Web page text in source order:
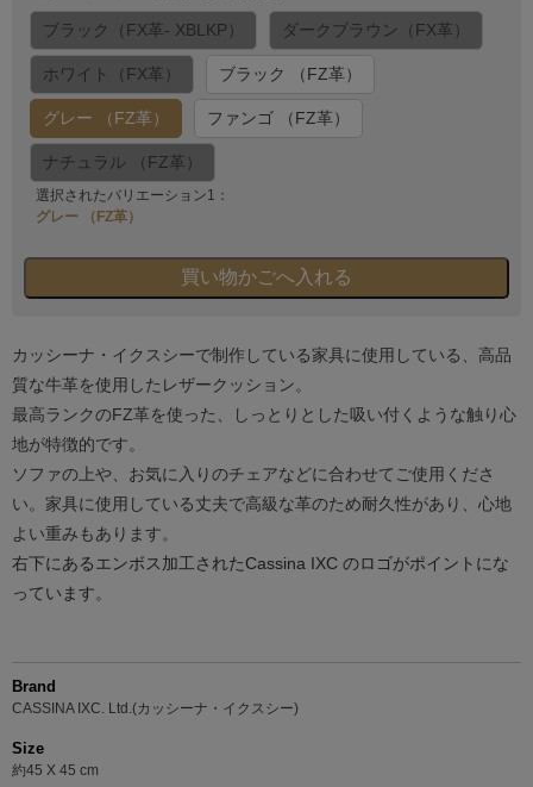
ブラック（FX革- XBLKP） ダークブラウン（FX革）
ホワイト（FX革） ブラック （FZ革）
グレー （FZ革） ファンゴ （FZ革）
ナチュラル （FZ革）
選択されたバリエーション1：
グレー （FZ革）
カッシーナ・イクスシーで制作している家具に使用している、高品
質な牛革を使用したレザークッション。
最高ランクのFZ革を使った、しっとりとした吸い付くような触り心
地が特徴的です。
ソファの上や、お気に入りのチェアなどに合わせてご使用くださ
い。家具に使用している丈夫で高級な革のため耐久性があり、心地
よい重みもあります。
右下にあるエンボス加工されたCassina IXC のロゴがポイントにな
っています。
Brand
CASSINA IXC. Ltd.(カッシーナ・イクスシー)
Size
約45 X 45 cm